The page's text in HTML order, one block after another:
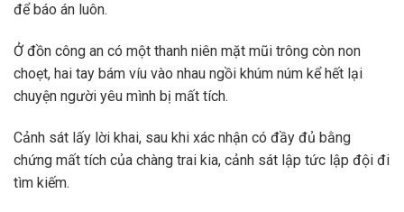
để báo án luôn.
Ở đồn công an có một thanh niên mặt mũi trông còn non
choẹt, hai tay bám víu vào nhau ngồi khúm núm kể hết lại
chuyện người yêu mình bị mất tích.
Cảnh sát lấy lời khai, sau khi xác nhận có đầy đủ bằng
chứng mất tích của chàng trai kia, cảnh sát lập tức lập đội đi
tìm kiếm.